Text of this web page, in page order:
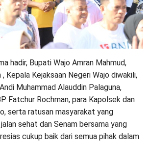
hadir, Bupati Wajo Amran Mahmud,
Kepala Kejaksaan Negeri Wajo diwakili,
Muhammad Alauddin Palaguna,
Fatchur Rochman, para Kapolsek dan
serta ratusan masyarakat yang
sehat dan Senam bersama yang
cukup baik dari semua pihak dalam